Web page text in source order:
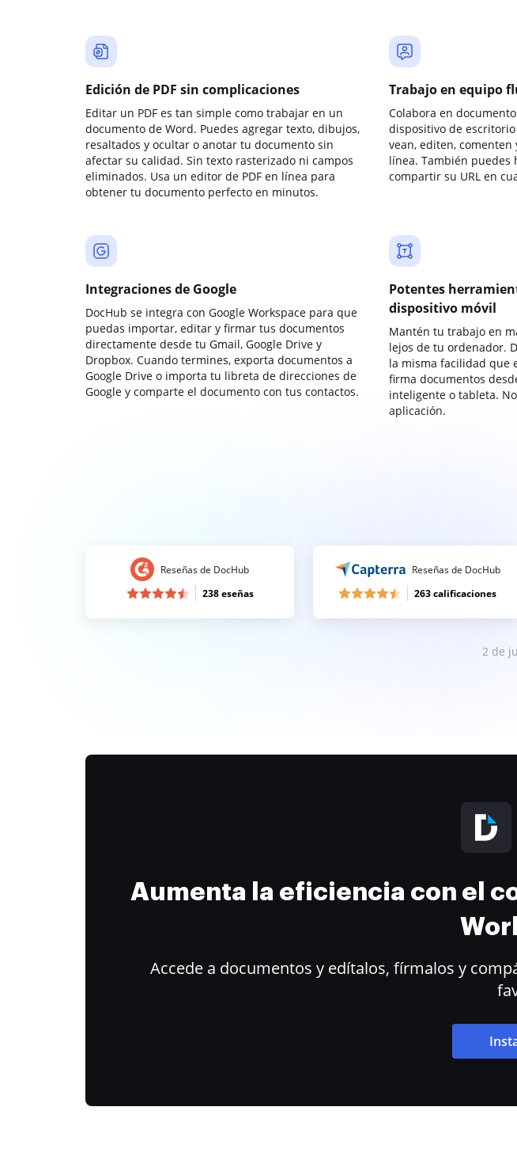
Edición de PDF sin complicaciones
Editar un PDF es tan simple como trabajar en un
documento de Word. Puedes agregar texto, dibujos,
resaltados y ocultar o anotar tu documento sin
afectar su calidad. Sin texto rasterizado ni campos
eliminados. Usa un editor de PDF en línea para
obtener tu documento perfecto en minutos.
Trabajo en equipo
Colabora en
dispositivo de
vean, editen,
línea. También
compartir su URL en
Integraciones de Google
DocHub se integra con Google Workspace para que
puedas importar, editar y firmar tus documentos
directamente desde tu Gmail, Google Drive y
Dropbox. Cuando termines, exporta documentos a
Google Drive o importa tu libreta de direcciones de
Google y comparte el documento con tus contactos.
Potentes
dispositivo móvil
Mantén tu trabajo en
lejos de tu ordenador.
la misma facilidad que
firma documentos
inteligente o tableta.
aplicación.
Reseñas de DocHub
238 eseñas
Reseñas de DocHub
263 calificaciones
2 de
Aumenta la eficiencia con el
Accede a documentos y edítalos, fírmalos y